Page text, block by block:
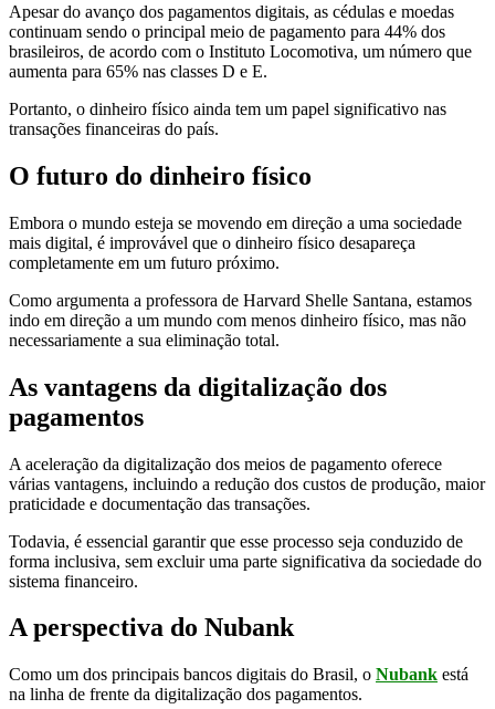
Apesar do avanço dos pagamentos digitais, as cédulas e moedas
continuam sendo o principal meio de pagamento para 44% dos
brasileiros, de acordo com o Instituto Locomotiva, um número que
aumenta para 65% nas classes D e E.
Portanto, o dinheiro físico ainda tem um papel significativo nas
transações financeiras do país.
O futuro do dinheiro físico
Embora o mundo esteja se movendo em direção a uma sociedade
mais digital, é improvável que o dinheiro físico desapareça
completamente em um futuro próximo.
Como argumenta a professora de Harvard Shelle Santana, estamos
indo em direção a um mundo com menos dinheiro físico, mas não
necessariamente a sua eliminação total.
As vantagens da digitalização dos
pagamentos
A aceleração da digitalização dos meios de pagamento oferece
várias vantagens, incluindo a redução dos custos de produção, maior
praticidade e documentação das transações.
Todavia, é essencial garantir que esse processo seja conduzido de
forma inclusiva, sem excluir uma parte significativa da sociedade do
sistema financeiro.
A perspectiva do Nubank
Como um dos principais bancos digitais do Brasil, o Nubank está
na linha de frente da digitalização dos pagamentos.